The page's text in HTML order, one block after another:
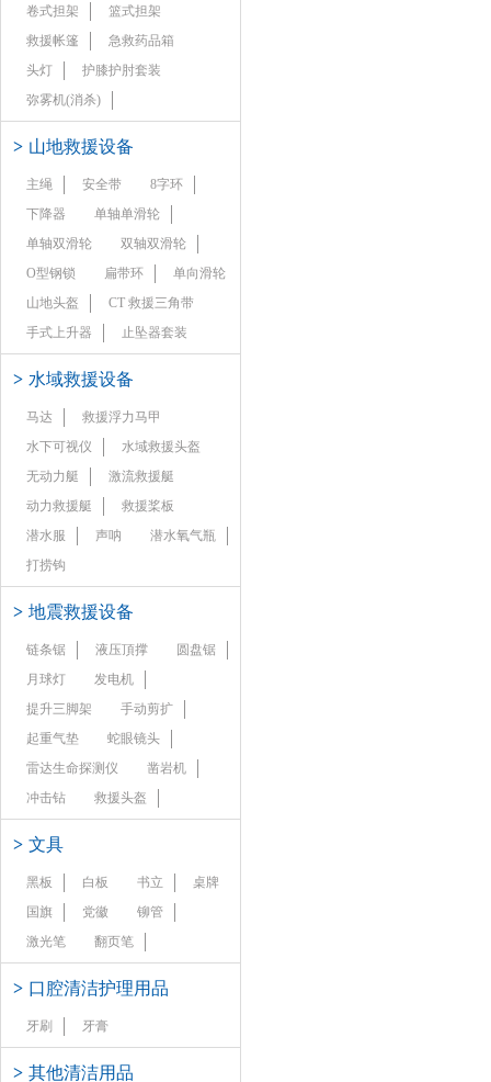
卷式担架
篮式担架
救援帐篷
急救药品箱
头灯
护膝护肘套装
弥雾机(消杀)
> 山地救援设备
主绳 安全带
8字环
下降器
单轴单滑轮
单轴双滑轮
双轴双滑轮
O型钢锁
扁带环
单向滑轮
山地头盔
CT 救援三角带
手式上升器
止坠器套装
> 水域救援设备
马达
救援浮力马甲
水下可视仪
水域救援头盔
无动力艇
激流救援艇
动力救援艇
救援桨板
潜水服
声呐
潜水氧气瓶
打捞钩
> 地震救援设备
链条锯 液压頂撑
圆盘锯
月球灯
发电机
提升三脚架
手动剪扩
起重气垫
蛇眼镜头
雷达生命探测仪
凿岩机
冲击钻
救援头盔
> 文具
黑板 白板 书立
桌牌
国旗
党徽
铆管
激光笔
翻页笔
> 口腔清洁护理用品
牙刷 牙膏
> 其他清洁用品